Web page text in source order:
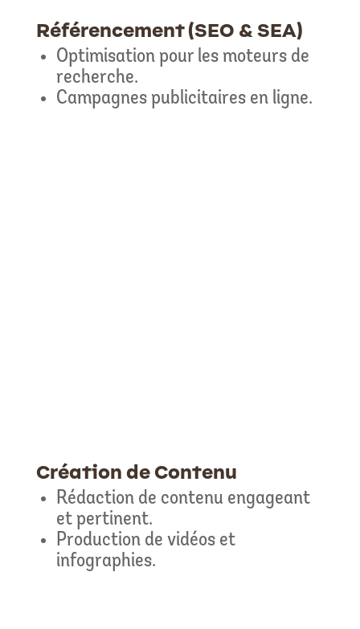
Référencement (SEO & SEA)
Optimisation pour les moteurs de
recherche.
Campagnes publicitaires en ligne.
Création de Contenu
Rédaction de contenu engageant
et pertinent.
Production de vidéos et
infographies.